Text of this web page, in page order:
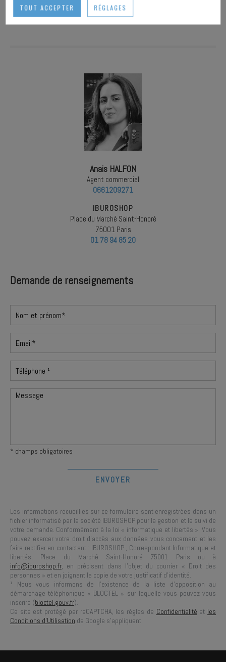
IMPRIMER
Anais HALFON
Agent commercial
0661209271
IBUROSHOP
Place du Marché Saint-Honoré
75001 Paris
01 78 94 85 20
Demande de renseignements
* champs obligatoires
Les informations recueillies sur ce formulaire sont enregistrées dans un
fichier informatisé par la société IBUROSHOP pour la gestion et le suivi de
votre demande. Conformément à la loi « informatique et libertés », Vous
pouvez exercer votre droit d'accès aux données vous concernant et les
faire rectifier en contactant : IBUROSHOP , Correspondant Informatique et
libertés, Place du Marché Saint-Honoré 75001 Paris ou à
info@iburoshop.fr, en précisant dans l’objet du courrier « Droit des
personnes » et en joignant la copie de votre justificatif d’identité.
¹ Nous vous informons de l’existence de la liste d’opposition au
démarchage téléphonique « BLOCTEL » sur laquelle vous pouvez vous
inscrire (bloctel.gouv.fr).
Ce site est protégé par reCAPTCHA, les règles de Confidentialité et les
Conditions d'Utilisation de Google s'appliquent.
TOUT ACCEPTER RÉGLAGES